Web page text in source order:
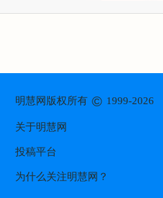
明慧网版权所有© 1999-2026
关于明慧网
投稿平台
为什么关注明慧网？